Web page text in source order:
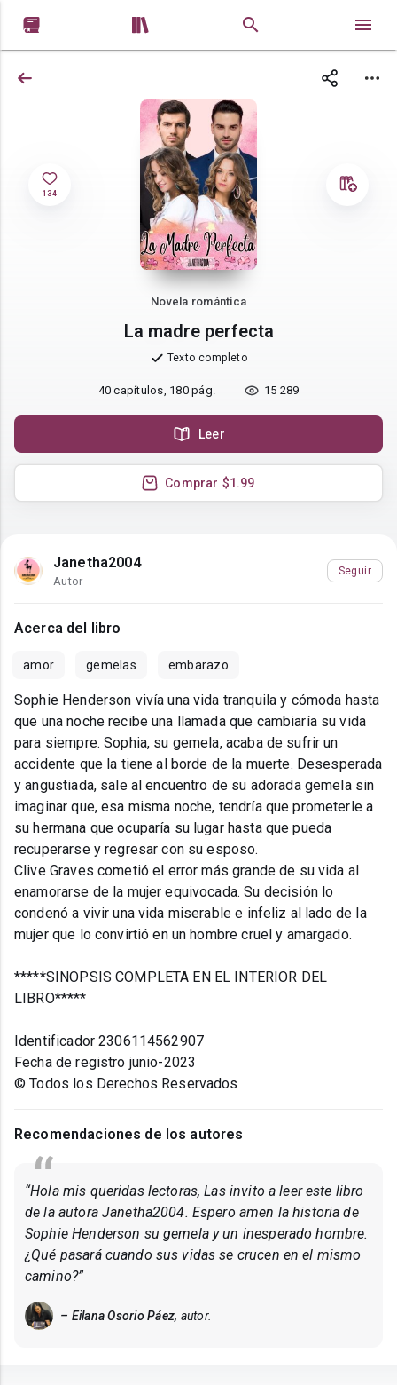
 
134
Novela romántica
La madre perfecta
Texto completo
40 capítulos, 180 pág. 15 289
Leer
Comprar $1.99
Janetha2004
Autor
Seguir
Acerca del libro
amor gemelas embarazo
Sophie Henderson vivía una vida tranquila y cómoda hasta
que una noche recibe una llamada que cambiaría su vida
para siempre. Sophia, su gemela, acaba de sufrir un
accidente que la tiene al borde de la muerte. Desesperada
y angustiada, sale al encuentro de su adorada gemela sin
imaginar que, esa misma noche, tendría que prometerle a
su hermana que ocuparía su lugar hasta que pueda
recuperarse y regresar con su esposo.
Clive Graves cometió el error más grande de su vida al
enamorarse de la mujer equivocada. Su decisión lo
condenó a vivir una vida miserable e infeliz al lado de la
mujer que lo convirtió en un hombre cruel y amargado.
*****SINOPSIS COMPLETA EN EL INTERIOR DEL
LIBRO*****
Identificador 2306114562907
Fecha de registro junio-2023
© Todos los Derechos Reservados
Recomendaciones de los autores
“Hola mis queridas lectoras, Las invito a leer este libro
de la autora Janetha2004. Espero amen la historia de
Sophie Henderson su gemela y un inesperado hombre.
¿Qué pasará cuando sus vidas se crucen en el mismo
camino?”
– Eilana Osorio Páez, autor.